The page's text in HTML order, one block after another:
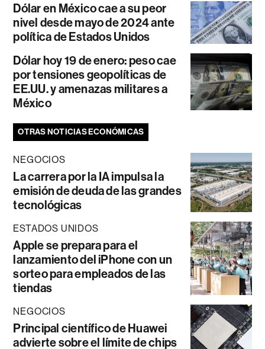
Dólar en México cae a su peor
nivel desde mayo de 2024 ante
política de Estados Unidos
Dólar hoy 19 de enero: peso cae
por tensiones geopolíticas de
EE.UU. y amenazas militares a
México
OTRAS NOTICIAS ECONÓMICAS
NEGOCIOS
La carrera por la IA impulsa la
emisión de deuda de las grandes
tecnológicas
ESTADOS UNIDOS
Apple se prepara para el
lanzamiento del iPhone con un
sorteo para empleados de las
tiendas
NEGOCIOS
Principal científico de Huawei
advierte sobre el límite de chips